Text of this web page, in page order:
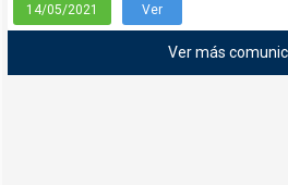
14/05/2021 Ver
Ver más